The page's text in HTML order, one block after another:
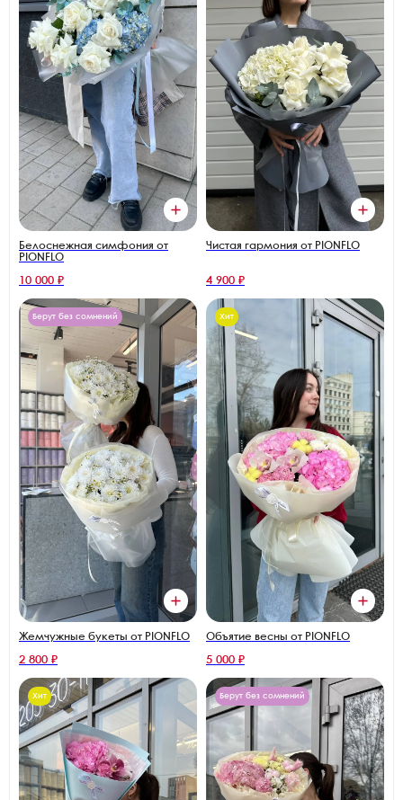
Белоснежная симфония от
PIONFLO
10 000 ₽
Чистая гармония от PIONFLO
4 900 ₽
Берут без сомнений
Жемчужные букеты от PIONFLO
2 800 ₽
Хит
Объятие весны от PIONFLO
5 000 ₽
Хит Берут без сомнений